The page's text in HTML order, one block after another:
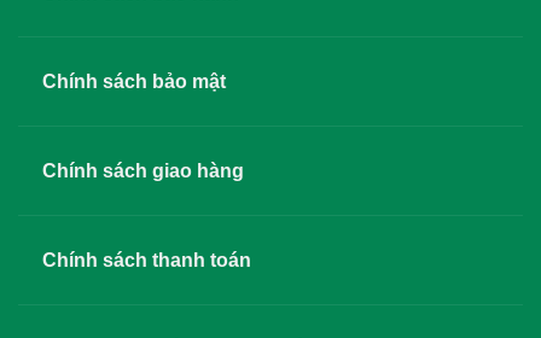
Chính sách bảo mật
Chính sách giao hàng
Chính sách thanh toán